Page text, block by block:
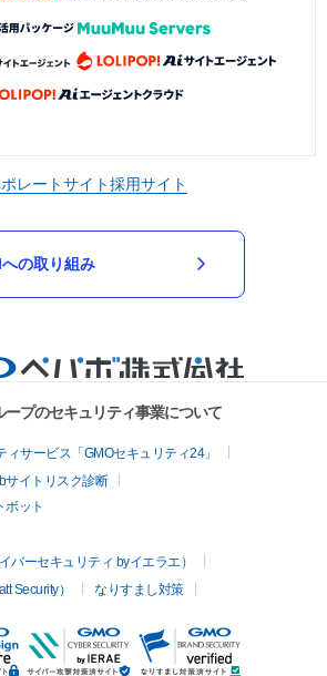
レートサイト採用サイト
の取り組み
プのセキュリティ事業について
サービス「GMOセキュリティ24」
サイトリスク診断
ボット
バーセキュリティ byイエラエ）
Security）
なりすまし対策